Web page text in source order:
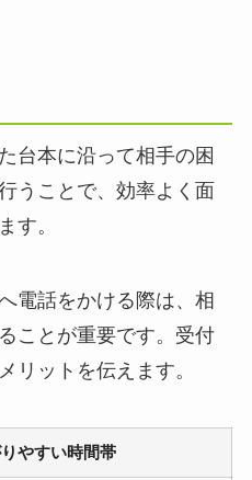
台本に沿って相手の困
うことで、効率よく面
す。
電話をかける際は、相
ことが重要です。受付
リットを伝えます。
やすい時間帯